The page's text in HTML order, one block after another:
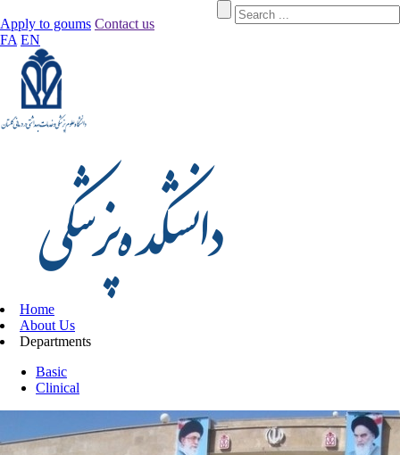
Apply to goums Contact us
FA EN
Home
About Us
Departments
Basic
Clinical